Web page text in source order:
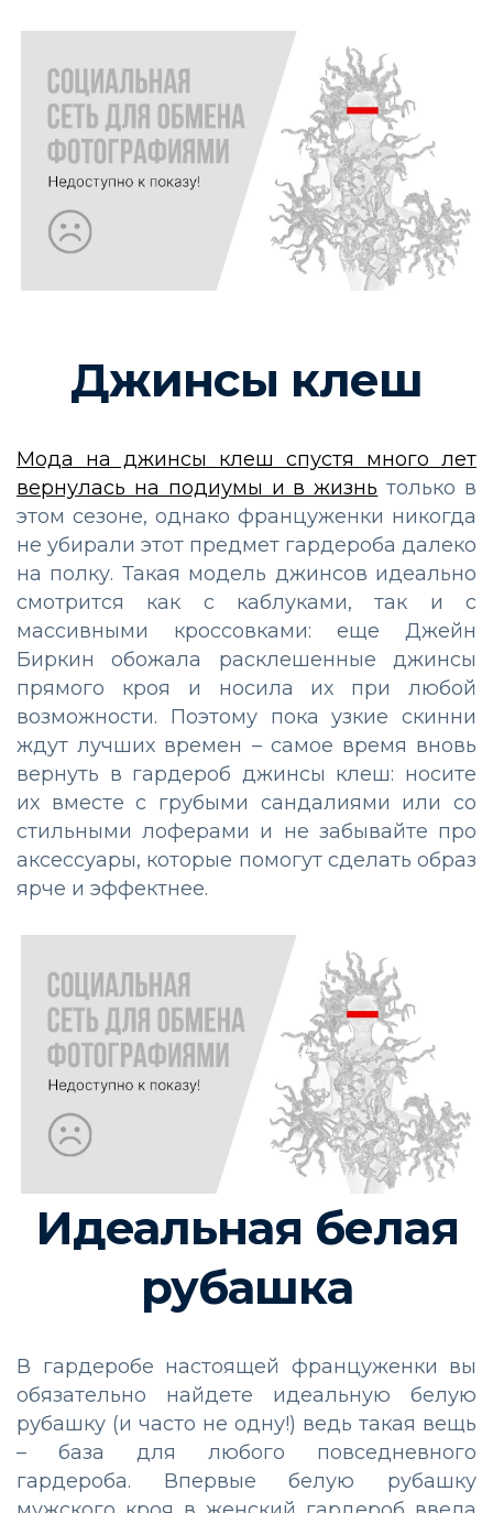
Джинсы клеш
Мода на джинсы клеш спустя много лет
вернулась на подиумы и в жизнь только в
этом сезоне, однако француженки никогда
не убирали этот предмет гардероба далеко
на полку. Такая модель джинсов идеально
смотрится как с каблуками, так и с
массивными кроссовками: еще Джейн
Биркин обожала расклешенные джинсы
прямого кроя и носила их при любой
возможности. Поэтому пока узкие скинни
ждут лучших времен – самое время вновь
вернуть в гардероб джинсы клеш: носите
их вместе с грубыми сандалиями или со
стильными лоферами и не забывайте про
аксессуары, которые помогут сделать образ
ярче и эффектнее.
Идеальная белая
рубашка
В гардеробе настоящей француженки вы
обязательно найдете идеальную белую
рубашку (и часто не одну!) ведь такая вещь
– база для любого повседневного
гардероба. Впервые белую рубашку